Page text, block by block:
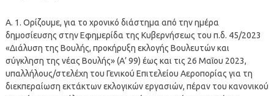
Α. 1. Ορίζουμε, για το χρονικό διάστημα από την ημέρα
δημοσίευσης στην Εφημερίδα της Κυβερνήσεως του π.δ. 45/2023
«Διάλυση της Βουλής, προκήρυξη εκλογής Βουλευτών και
σύγκληση της νέας Βουλής» (Α’ 99) έως και τις 26 Μαΐου 2023,
υπαλλήλους/στελέχη του Γενικού Επιτελείου Αεροπορίας για τη
διεκπεραίωση εκτάκτων εκλογικών εργασιών, πέραν του κανονικού